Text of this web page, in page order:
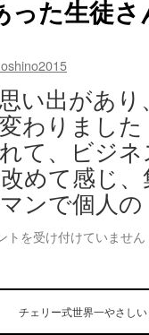
）
った生徒
い出があ
わりまし
て、ビジ
めて感じ
ンで個人
トを受け付けていません
チェリー式世界一やさし